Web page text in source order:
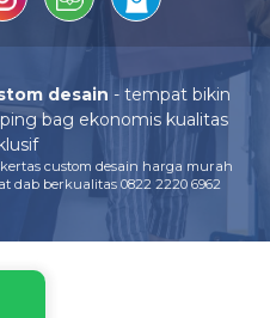
desain - tempat bikin
bag ekonomis kualitas
custom desain harga murah
dab berkualitas 0822 2220 6962